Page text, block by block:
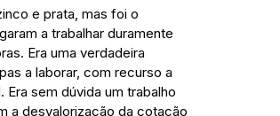
e prata, mas foi o
a trabalhar duramente
Era uma verdadeira
a laborar, com recurso a
sem dúvida um trabalho
a desvalorização da cotação